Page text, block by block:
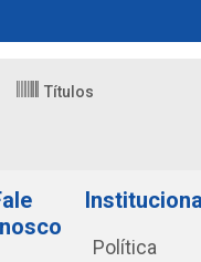
Títulos
Política